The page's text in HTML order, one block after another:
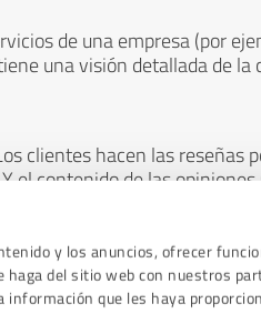
y los anuncios, ofrecer
del sitio web con nuestros
que les haya
de una empresa (por
una visión detallada de la
clientes hacen las reseñas
el contenido de las opiniones